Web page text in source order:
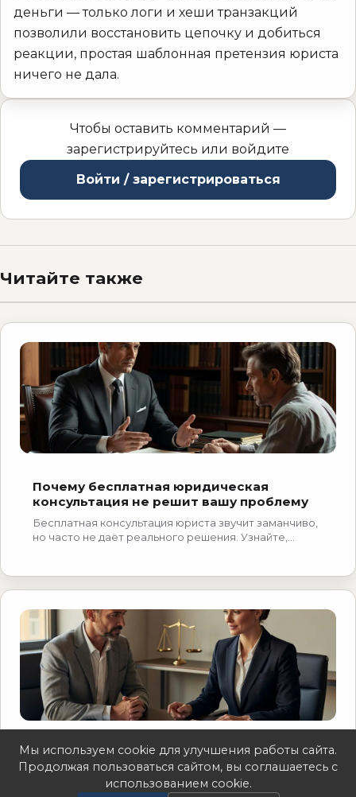
деньги — только логи и хеши транзакций
позволили восстановить цепочку и добиться
реакции, простая шаблонная претензия юриста
ничего не дала.
Чтобы оставить комментарий —
зарегистрируйтесь или войдите
Войти / зарегистрироваться
Читайте также
Почему бесплатная юридическая
консультация не решит вашу проблему
Бесплатная консультация юриста звучит заманчиво,
но часто не даёт реального решения. Узнайте,
Почему юридическая помощь не решает
всех проблем — план действий
Узнайте, почему юридическая помощь не решает
Мы используем cookie для улучшения работы сайта.
Продолжая пользоваться сайтом, вы соглашаетесь с
использованием cookie.